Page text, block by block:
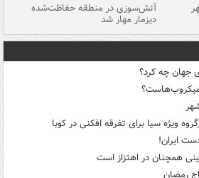
آتش‌سوزی در منطقه حفاظت‌شده
دیزمار مهار شد
جهان چه کرد؟
ویژه سیا برای تفرقه افکنی در کوبا
ایران!
همچنان در اهتزاز است
رمضان